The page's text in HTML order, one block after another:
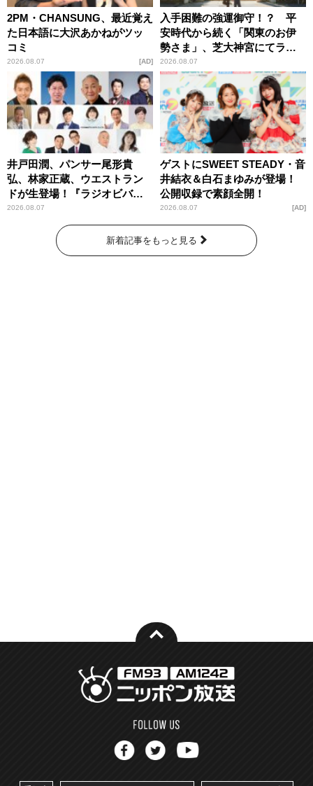
2PM・CHANSUNG、最近覚え
た日本語に大沢あかねがツッ
コミ
2026.08.07 AD
入手困難の強運御守！？ 平
安時代から続く「関東のお伊
勢さま」、芝大神宮にてラン
パンプスが合格祈願！
2026.08.07
井戸田潤、パンサー尾形貴
弘、林家正蔵、ウエストラン
ドが生登場！『ラジオビバリ
ー昼ズ』
2026.08.07
ゲストにSWEET STEADY・音
井結衣＆白石まゆみが登場！
公開収録で素顔全開！
2026.08.07 AD
新着記事をもっと見る